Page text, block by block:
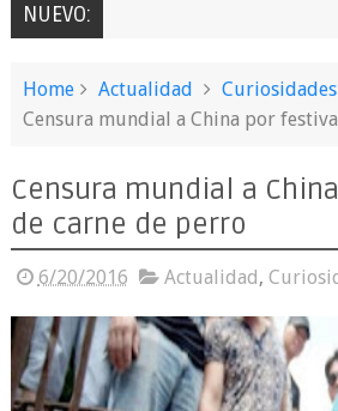
NUEVO:
Home Actualidad Curiosidades
Censura mundial a China por
Censura mundial a
de carne de perro
6/20/2016 Actualidad,